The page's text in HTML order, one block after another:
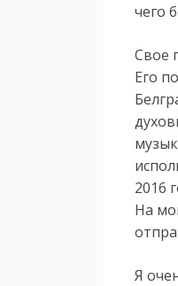
чего
Свое
Его
2016
На
Я